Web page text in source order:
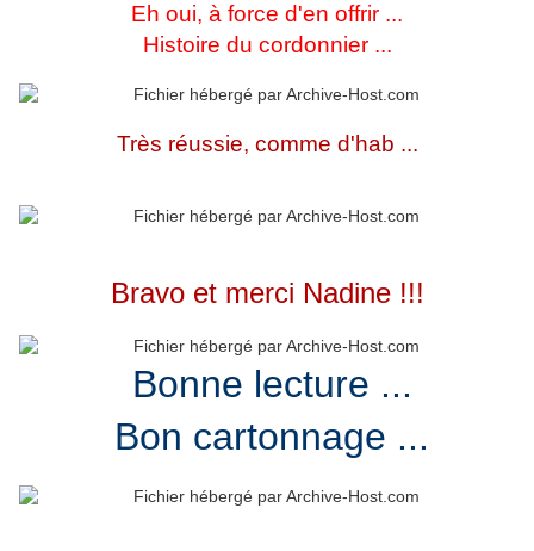
Eh oui, à force d'en offrir ...
Histoire du cordonnier ...
Très réussie, comme d'hab ...
Bravo et merci Nadine !!!
Bonne lecture ...
Bon cartonnage ...